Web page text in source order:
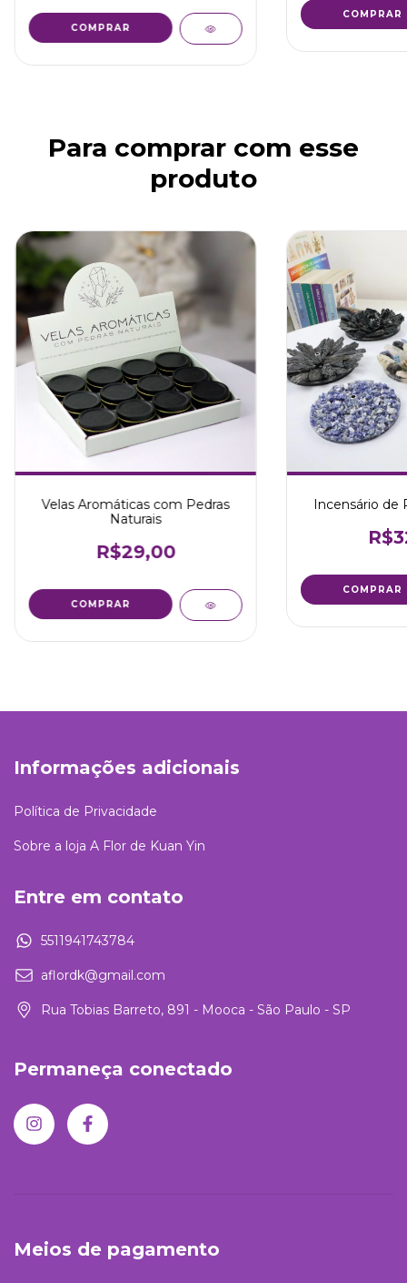
COMPRAR
Para comprar com esse
produto
Velas Aromáticas com Pedras
Naturais
R$29,00
COMPRAR
Incensário de
COMPRAR
Informações adicionais
Política de Privacidade
Sobre a loja A Flor de Kuan Yin
Entre em contato
5511941743784
aflordk@gmail.com
Rua Tobias Barreto, 891 - Mooca - São Paulo - SP
Permaneça conectado
Meios de pagamento